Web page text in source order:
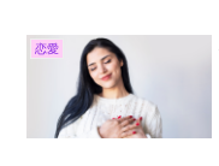
恋愛